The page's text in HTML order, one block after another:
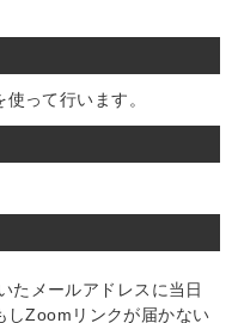
って行います。
たメールアドレスに当日
しZoomリンクが届かない